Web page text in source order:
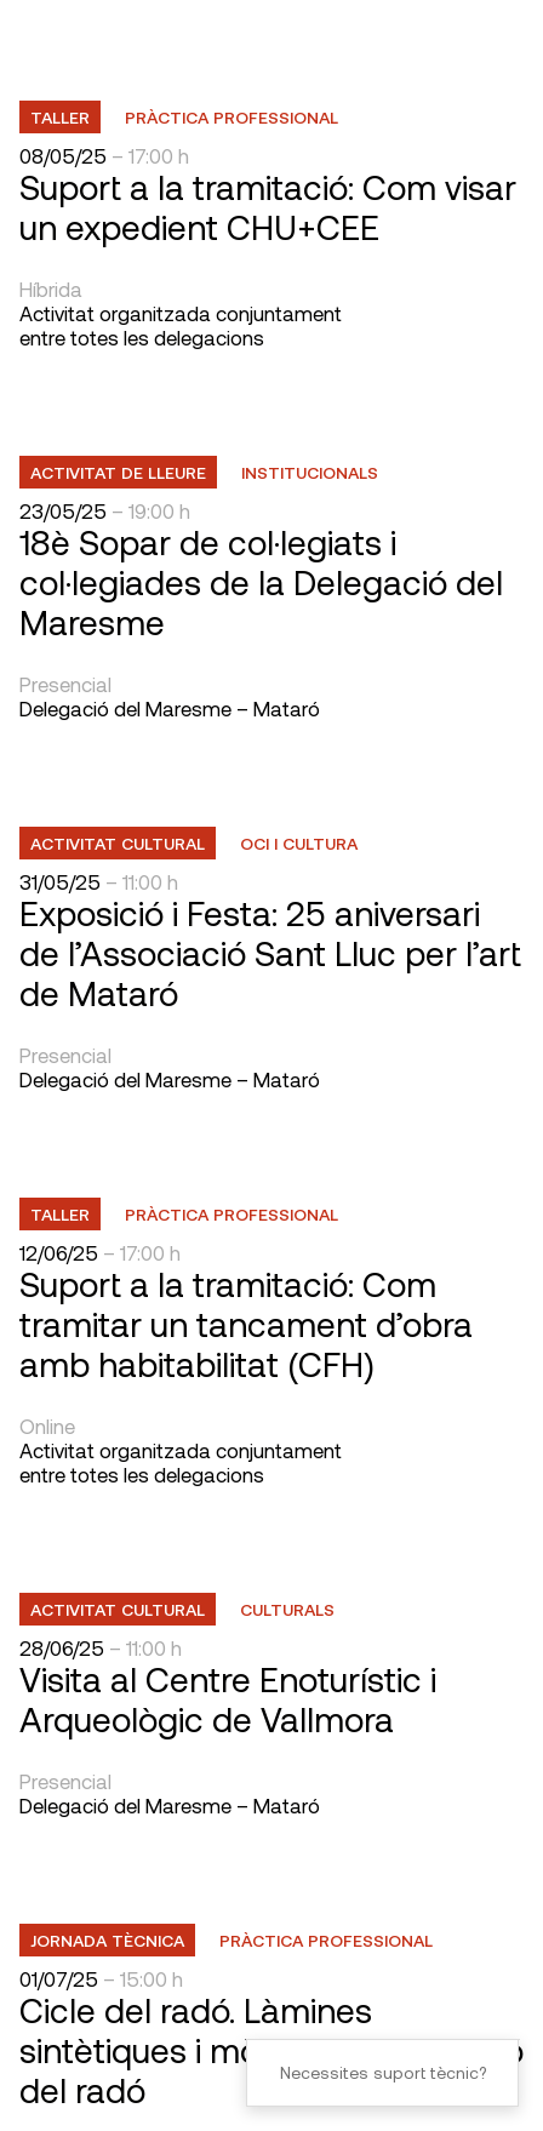
TALLER PRÀCTICA PROFESSIONAL
08/05/25 – 17:00 h
Suport a la tramitació: Com visar
un expedient CHU+CEE
Híbrida
Activitat organitzada conjuntament
entre totes les delegacions
ACTIVITAT DE LLEURE INSTITUCIONALS
23/05/25 – 19:00 h
18è Sopar de col·legiats i
col·legiades de la Delegació del
Maresme
Presencial
Delegació del Maresme – Mataró
ACTIVITAT CULTURAL OCI I CULTURA
31/05/25 – 11:00 h
Exposició i Festa: 25 aniversari
de l’Associació Sant Lluc per l’art
de Mataró
Presencial
Delegació del Maresme – Mataró
TALLER PRÀCTICA PROFESSIONAL
12/06/25 – 17:00 h
Suport a la tramitació: Com
tramitar un tancament d’obra
amb habitabilitat (CFH)
Online
Activitat organitzada conjuntament
entre totes les delegacions
ACTIVITAT CULTURAL CULTURALS
28/06/25 – 11:00 h
Visita al Centre Enoturístic i
Arqueològic de Vallmora
Presencial
Delegació del Maresme – Mataró
JORNADA TÈCNICA PRÀCTICA PROFESSIONAL
01/07/25 – 15:00 h
Cicle del radó. Làmines
sintètiques i mòdul de justificació
del radó
Necessites suport tècnic?